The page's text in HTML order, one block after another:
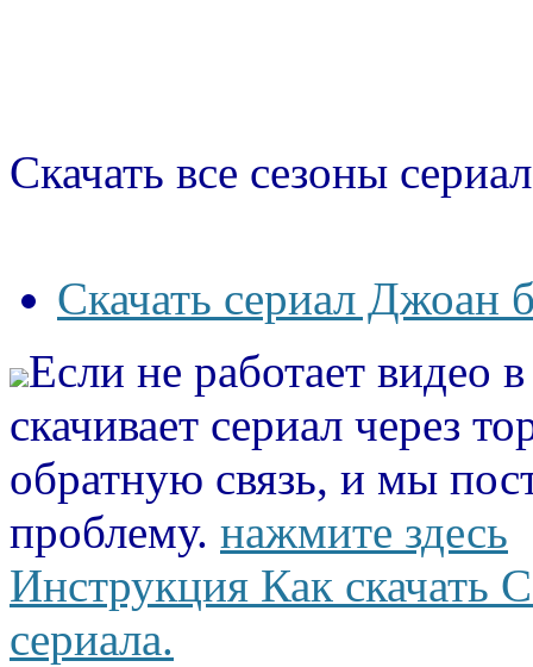
Скачать все сезоны
Скачать сериал Джоан
Если не работает видео
скачивает сериал через
обратную связь, и мы
проблему. нажмите здесь
Инструкция Как скачать
сериала.